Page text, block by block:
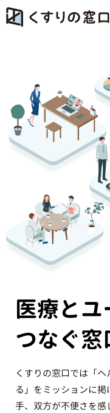
医療と
つなぐ窓
くすりの窓口では「
る」をミッションに
手、双方が不便さを